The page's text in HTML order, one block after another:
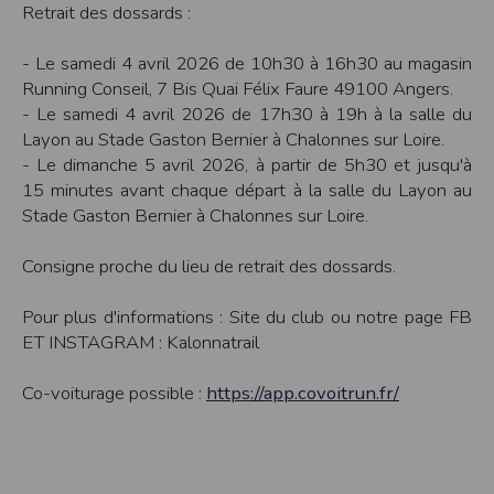
Retrait des dossards :
- Le samedi 4 avril 2026 de 10h30 à 16h30 au magasin
Running Conseil, 7 Bis Quai Félix Faure 49100 Angers.
- Le samedi 4 avril 2026 de 17h30 à 19h à la salle du
Layon au Stade Gaston Bernier à Chalonnes sur Loire.
- Le dimanche 5 avril 2026, à partir de 5h30 et jusqu'à
15 minutes avant chaque départ à la salle du Layon au
Stade Gaston Bernier à Chalonnes sur Loire.
Consigne proche du lieu de retrait des dossards.
Pour plus d'informations : Site du club ou notre page FB
ET INSTAGRAM : Kalonnatrail
Co-voiturage possible : https://app.covoitrun.fr/
cookies
Dans votre navigateur, choisissez le menuÉdition > Préférences
Cliquez surAfficher les cookies
Cliquez sur l'icône du menuOutils.
SélectionnezOptions
et accédez à la section Confidentialité
Cliquez sur le boutonAfficher les cookies.
serveurs, que vous utilisiez un ordinateur, une tablette ou un smartphone.
certaines de vos préférences ou encore compter les visiteurs d'une page.
RGPD
un DPO a été nommé : contact@timepulse.run